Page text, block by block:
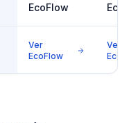
EcoFlow
Ver
EcoFlow
Ver